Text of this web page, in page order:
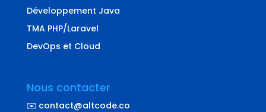
Développement Java
TMA PHP/Laravel
DevOps et Cloud
Nous contacter
✉️ contact@altcode.co